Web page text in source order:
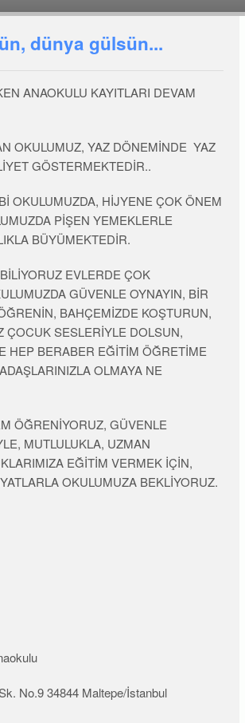
AĞACA
yaşaydınız hangi hayvan olmak
dünya gülsün...
ANAOKULU KAYITLARI DEVAM
OKULUMUZ, YAZ DÖNEMİNDE YAZ
GÖSTERMEKTEDİR..
OKULUMUZDA, HİJYENE ÇOK ÖNEM
PİŞEN YEMEKLERLE
BÜYÜMEKTEDİR.
EVLERDE ÇOK
GÜVENLE OYNAYIN, BİR
BAHÇEMİZDE KOŞTURUN,
ÇOCUK SESLERİYLE DOLSUN,
HEP BERABER EĞİTİM ÖĞRETİME
OLMAYA NE
ÖĞRENİYORUZ, GÜVENLE
MUTLULUKLA, UZMAN
EĞİTİM VERMEK İÇİN,
OKULUMUZA BEKLİYORUZ.
No.9 34844 Maltepe/İstanbul